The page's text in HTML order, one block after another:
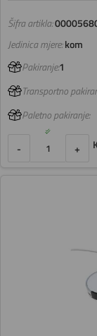
Šifra artikla:
Jedinica mjere:kom
Pakiranje:1
Transportno
Paletno pakiranje:
- +